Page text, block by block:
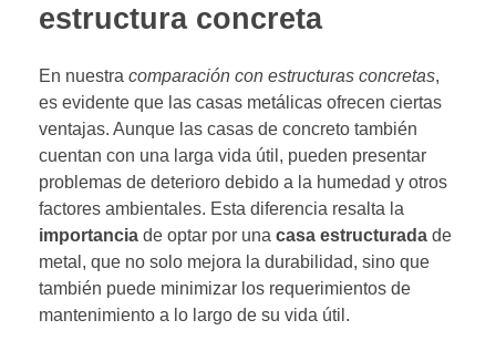
estructura concreta
En nuestra comparación con estructuras concretas,
es evidente que las casas metálicas ofrecen ciertas
ventajas. Aunque las casas de concreto también
cuentan con una larga vida útil, pueden presentar
problemas de deterioro debido a la humedad y otros
factores ambientales. Esta diferencia resalta la
importancia de optar por una casa estructurada de
metal, que no solo mejora la durabilidad, sino que
también puede minimizar los requerimientos de
mantenimiento a lo largo de su vida útil.